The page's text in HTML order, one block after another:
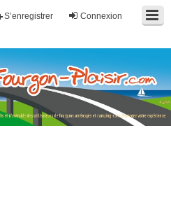
Connexion
S’enregistrer
utilisateurs de fourgons, fourgons
Partagez votre expérience.